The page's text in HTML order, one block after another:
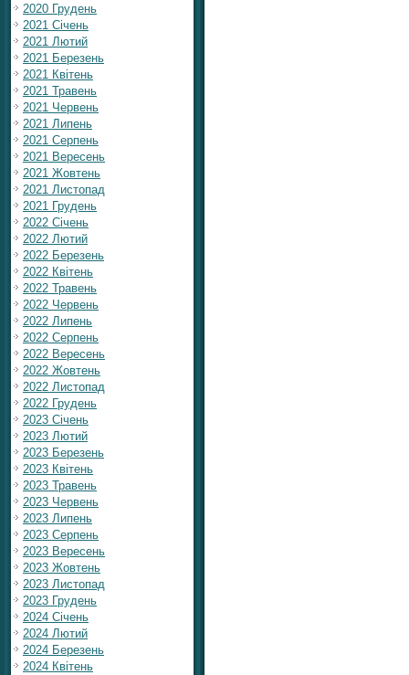
2020 Грудень
2021 Січень
2021 Лютий
2021 Березень
2021 Квітень
2021 Травень
2021 Червень
2021 Липень
2021 Серпень
2021 Вересень
2021 Жовтень
2021 Листопад
2021 Грудень
2022 Січень
2022 Лютий
2022 Березень
2022 Квітень
2022 Травень
2022 Червень
2022 Липень
2022 Серпень
2022 Вересень
2022 Жовтень
2022 Листопад
2022 Грудень
2023 Січень
2023 Лютий
2023 Березень
2023 Квітень
2023 Травень
2023 Червень
2023 Липень
2023 Серпень
2023 Вересень
2023 Жовтень
2023 Листопад
2023 Грудень
2024 Січень
2024 Лютий
2024 Березень
2024 Квітень